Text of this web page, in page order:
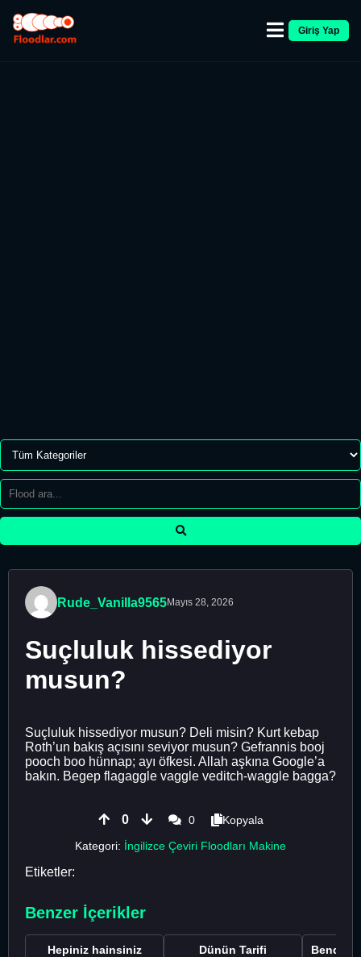
Giriş Yap
Rude_Vanilla9565Mayıs 28, 2026
Suçluluk hissediyor
musun?
Suçluluk hissediyor musun? Deli misin? Kurt kebap
Roth’un bakış açısını seviyor musun? Gefrannis booj
pooch boo hünnap; ayı öfkesi. Allah aşkına Google’a
bakın. Begep flagaggle vaggle veditch-waggle bagga?
0 0
Kopyala
Kategori: İngilizce Çeviri Floodları Makine
Etiketler:
Benzer İçerikler
Hepiniz hainsiniz Dünün Tarifi